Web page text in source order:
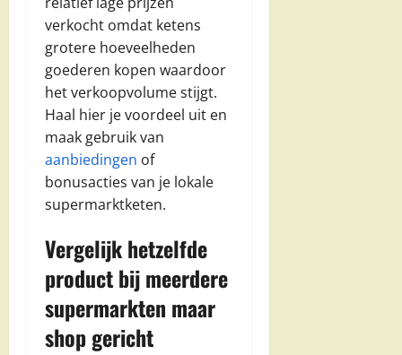
verkocht omdat ketens
grotere hoeveelheden
goederen kopen waardoor
het verkoopvolume stijgt.
Haal hier je voordeel uit en
maak gebruik van
aanbiedingen of
bonusacties van je lokale
supermarktketen.
Vergelijk hetzelfde
product bij meerdere
supermarkten maar
shop gericht